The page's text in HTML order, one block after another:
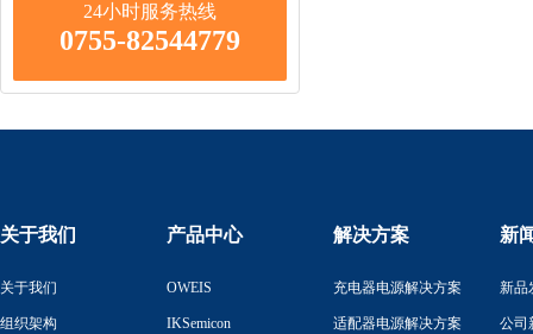
24小时服务热线
0755-82544779
关于我们
关于我们
组织架构
产品中心
OWEIS
IKSemicon
解决方案
充电器电源解决方案
适配器电源解决方案
新
新品
公司